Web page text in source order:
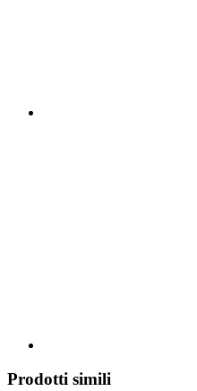
Prodotti simili